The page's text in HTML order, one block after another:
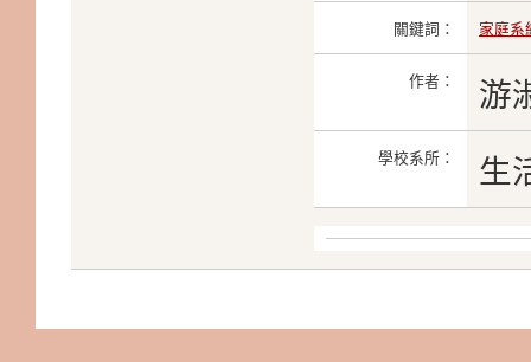
關鍵詞： 家庭系
作者： 游
學校系所： 生